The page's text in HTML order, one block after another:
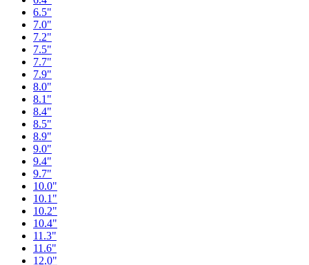
6.5"
7.0"
7.2"
7.5"
7.7"
7.9"
8.0"
8.1"
8.4"
8.5"
8.9"
9.0"
9.4"
9.7"
10.0"
10.1"
10.2"
10.4"
11.3"
11.6"
12.0"